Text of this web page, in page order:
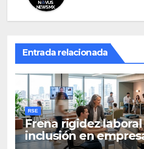
Entrada relacionada
RSE
Frena rigidez
inclusión en